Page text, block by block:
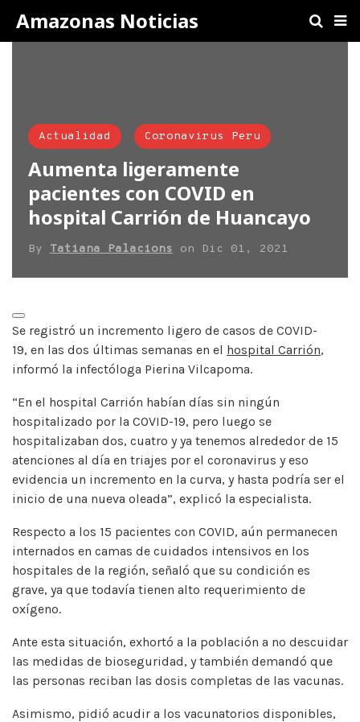
Amazonas Noticias
Actualidad Coronavirus Peru
Aumenta ligeramente
pacientes con COVID en
hospital Carrión de Huancayo
By Tatiana Palacions on Dic 01, 2021
Se registró un incremento ligero de casos de COVID-
19, en las dos últimas semanas en el hospital Carrión,
informó la infectóloga Pierina Vilcapoma.
“En el hospital Carrión habían días sin ningún
hospitalizado por la COVID-19, pero luego se
hospitalizaban dos, cuatro y ya tenemos alrededor de 15
atenciones al día en triajes por el coronavirus y eso
evidencia un incremento en la curva, y hasta podría ser el
inicio de una nueva oleada”, explicó la especialista.
Respecto a los 15 pacientes con COVID, aún permanecen
internados en camas de cuidados intensivos en los
hospitales de la región, señaló que su condición es
grave, ya que todavía tienen alto requerimiento de
oxígeno.
Ante esta situación, exhortó a la población a no descuidar
las medidas de bioseguridad, y también demandó que
las personas reciban las dosis completas de las vacunas.
Asimismo, pidió acudir a los vacunatorios disponibles,